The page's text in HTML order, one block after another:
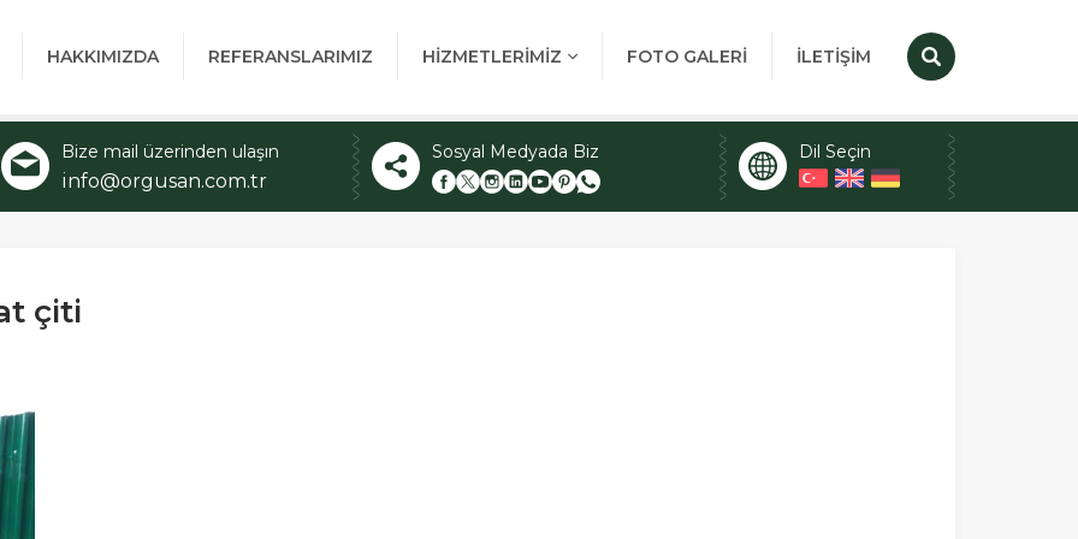
HAKKIMIZDA REFERANSLARIMIZ HİZMETLERİMİZ FOTO GALERİ İLETİŞİM
Bize mail üzerinden ulaşın
info@orgusan.com.tr
Sosyal Medyada Biz Dil Seçin
çiti